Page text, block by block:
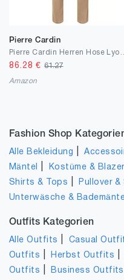
Pierre Cardin
86.28 €61.27
Amazon
Fashion Shop
Alle Bekleidung |
Mäntel Kostüme & Blazer
Shirts & Tops Pullover
Unterwäsche &
Outfits Kategorien
Alle Outfits Casual
Outfits
Herbst Outfits
Outfits
Business Outfits